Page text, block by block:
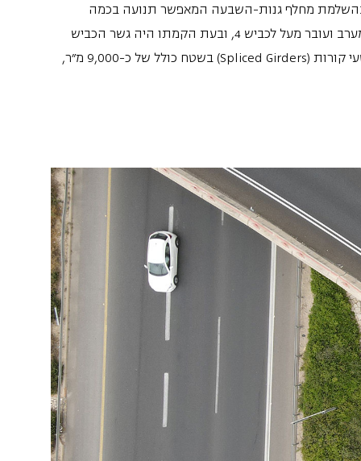
נדבך מרכזי בהשלמת מחלף גנות-השבעה המאפשר תנועה בכמה
כיוונים. הגשר משמש לפנייה מכיוון דרום לכיוון מערב ועובר מעל לכביש 4, ובעת הקמתו היה גשר הכביש
הארוך ביותר במדינה. הגשר תוכנן בשיטת מקטעי קורות (Spliced Girders) בשטח כולל של כ-9,000 מ"ר,